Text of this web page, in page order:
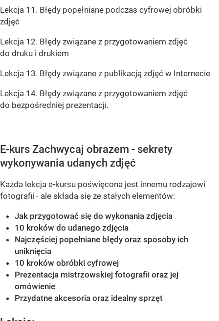
Lekcja 11. Błędy popełniane podczas cyfrowej obróbki
zdjęć
Lekcja 12. Błędy związane z przygotowaniem zdjęć
do druku i drukiem
Lekcja 13. Błędy związane z publikacją zdjęć w Internecie
Lekcja 14. Błędy związane z przygotowaniem zdjęć
do bezpośredniej prezentacji.
E-kurs Zachwycaj obrazem - sekrety
wykonywania udanych zdjęć
Każda lekcja e-kursu poświęcona jest innemu rodzajowi
fotografii - ale składa się ze stałych elementów:
Jak przygotować się do wykonania zdjęcia
10 kroków do udanego zdjęcia
Najczęściej popełniane błędy oraz sposoby ich
uniknięcia
10 kroków obróbki cyfrowej
Prezentacja mistrzowskiej fotografii oraz jej
omówienie
Przydatne akcesoria oraz idealny sprzęt